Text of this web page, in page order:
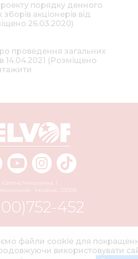
порядку денного
акціонерів від
26.03.2020)
проведення загальних
14.04.2021 (Розміщено
Євгена Чикаленка, 1
Україна 25006
452
файли cookie для
використовувати